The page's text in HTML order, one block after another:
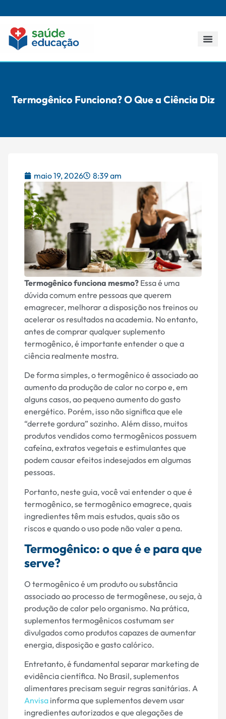
Termogênico Funciona? O Que a Ciência Diz
maio 19, 2026 8:39 am
Termogênico funciona mesmo? Essa é uma
dúvida comum entre pessoas que querem
emagrecer, melhorar a disposição nos treinos ou
acelerar os resultados na academia. No entanto,
antes de comprar qualquer suplemento
termogênico, é importante entender o que a
ciência realmente mostra.
De forma simples, o termogênico é associado ao
aumento da produção de calor no corpo e, em
alguns casos, ao pequeno aumento do gasto
energético. Porém, isso não significa que ele
“derrete gordura” sozinho. Além disso, muitos
produtos vendidos como termogênicos possuem
cafeína, extratos vegetais e estimulantes que
podem causar efeitos indesejados em algumas
pessoas.
Portanto, neste guia, você vai entender o que é
termogênico, se termogênico emagrece, quais
ingredientes têm mais estudos, quais são os
riscos e quando o uso pode não valer a pena.
Termogênico: o que é e para que
serve?
O termogênico é um produto ou substância
associado ao processo de termogênese, ou seja, à
produção de calor pelo organismo. Na prática,
suplementos termogênicos costumam ser
divulgados como produtos capazes de aumentar
energia, disposição e gasto calórico.
Entretanto, é fundamental separar marketing de
evidência científica. No Brasil, suplementos
alimentares precisam seguir regras sanitárias. A
Anvisa informa que suplementos devem usar
ingredientes autorizados e que alegações de